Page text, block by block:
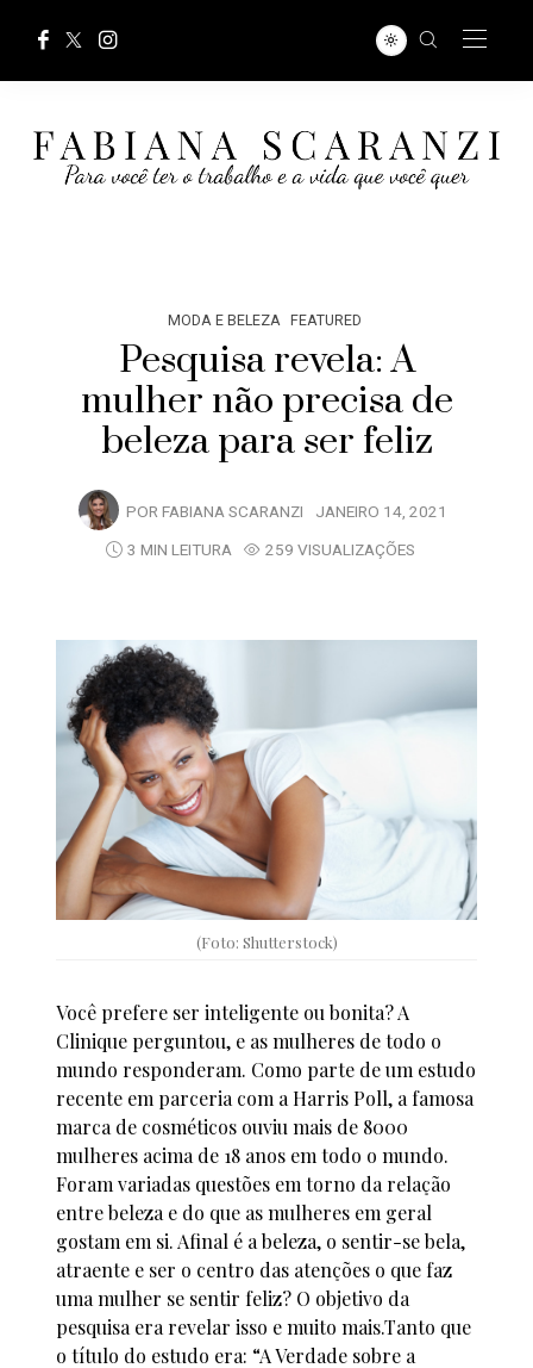
MODA E BELEZA FEATURED
Pesquisa revela: A
mulher não precisa de
beleza para ser feliz
POR FABIANA SCARANZI JANEIRO 14, 2021
3 MIN LEITURA
259 VISUALIZAÇÕES
(Foto: Shutterstock)
Você prefere ser inteligente ou bonita? A
Clinique perguntou, e as mulheres de todo o
mundo responderam. Como parte de um estudo
recente em parceria com a Harris Poll, a famosa
marca de cosméticos ouviu mais de 8000
mulheres acima de 18 anos em todo o mundo.
Foram variadas questões em torno da relação
entre beleza e do que as mulheres em geral
gostam em si. Afinal é a beleza, o sentir-se bela,
atraente e ser o centro das atenções o que faz
uma mulher se sentir feliz? O objetivo da
pesquisa era revelar isso e muito mais.Tanto que
o título do estudo era: “A Verdade sobre a